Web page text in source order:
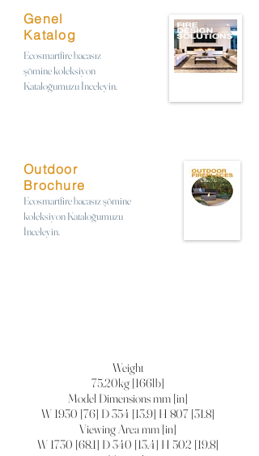
Genel
Katalog
Ecosmartfire bacasız
şömine koleksiyon
Kataloğumuzu İnceleyin.
Outdoor
Brochure
Ecosmartfire bacasız şömine
koleksiyon Kataloğumuzu
İnceleyin.
Weight
75.20kg [166lb]
Model Dimensions mm [in]
W 1930 [76] D 354 [13.9] H 807 [31.8]
Viewing Area mm [in]
W 1730 [68.1] D 340 [13.4] H 502 [19.8]